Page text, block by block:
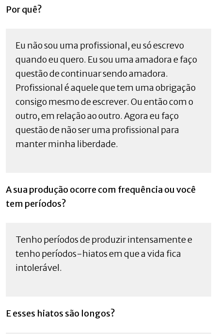
Por quê?
Eu não sou uma profissional, eu só escrevo
quando eu quero. Eu sou uma amadora e faço
questão de continuar sendo amadora.
Profissional é aquele que tem uma obrigação
consigo mesmo de escrever. Ou então com o
outro, em relação ao outro. Agora eu faço
questão de não ser uma profissional para
manter minha liberdade.
A sua produção ocorre com frequência ou você
tem períodos?
Tenho períodos de produzir intensamente e
tenho períodos-hiatos em que a vida fica
intolerável.
E esses hiatos são longos?